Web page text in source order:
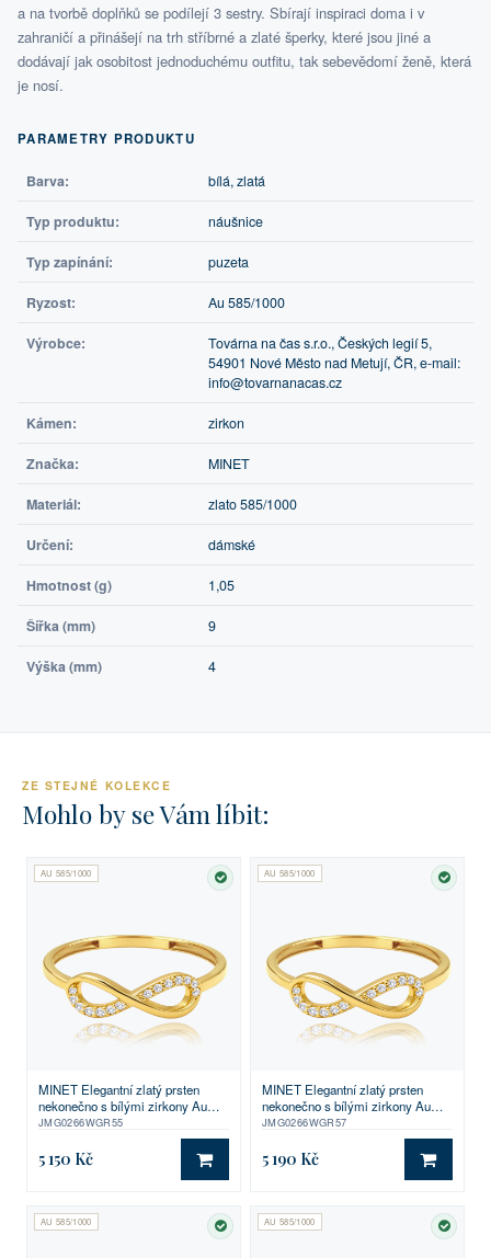
a na tvorbě doplňků se podílejí 3 sestry. Sbírají inspiraci doma i v
zahraničí a přinášejí na trh stříbrné a zlaté šperky, které jsou jiné a
dodávají jak osobitost jednoduchému outfitu, tak sebevědomí ženě, která
je nosí.
PARAMETRY PRODUKTU
Barva: bílá, zlatá
Typ produktu: náušnice
Typ zapínání: puzeta
Ryzost: Au 585/1000
Výrobce:
Továrna na čas s.r.o., Českých legií 5,
54901 Nové Město nad Metují, ČR, e-mail:
info@tovarnanacas.cz
Kámen: zirkon
Značka: MINET
Materiál: zlato 585/1000
Určení: dámské
Hmotnost (g) 1,05
Šířka (mm) 9
Výška (mm) 4
ZE STEJNÉ KOLEKCE
Mohlo by se Vám líbit:
AU 585/1000
SKLADEM
MINET Elegantní zlatý prsten
nekonečno s bílými zirkony Au
585/1000 vel. 55 - 0,90g
JMG0266WGR55
5 150 Kč DO KOŠÍKU
AU 585/1000
MINET Elegantní zlatý prsten
nekonečno s bílými zirkony Au
585/1000 vel. 57 - 0,90g
JMG0266WGR57
5 190 Kč DO
AU 585/1000
SKLADEM
AU 585/1000